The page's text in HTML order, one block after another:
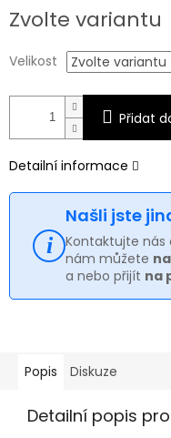
cena:
Zvolte variantu
Velikost
Přidat
Detailní informace
Našli jste
Kontaktujte nás
nám můžete
a nebo přijít na
Popis Diskuze
Detailní popis